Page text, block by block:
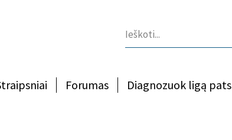
Forumas Diagnozuok ligą pats